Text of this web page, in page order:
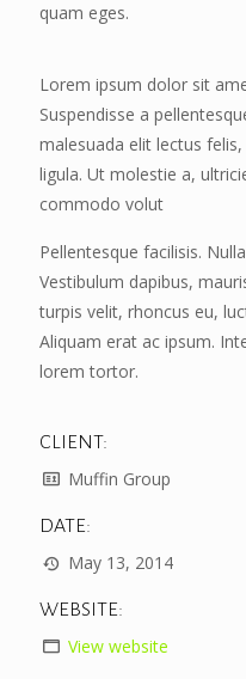
quam eges.
Lorem ipsum dolor sit
Suspendisse a
malesuada elit lectus
ligula. Ut molestie a,
commodo volut
Pellentesque facilisis.
Vestibulum dapibus,
turpis velit, rhoncus eu,
Aliquam erat ac ipsum.
lorem tortor.
CLIENT:
Muffin Group
DATE:
May 13, 2014
WEBSITE:
View website